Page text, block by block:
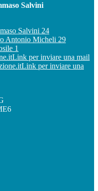
Salvini
Salvini 24
Antonio Micheli 29
1
Link per inviare una mail
Link per inviare una